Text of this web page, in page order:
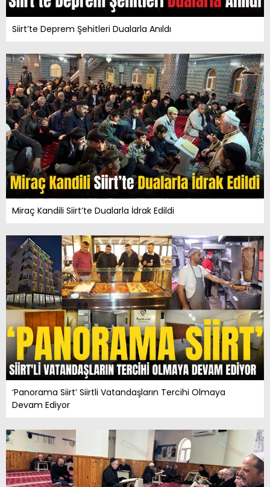
Siirt’te Deprem Şehitleri Dualarla Anıldı
Miraç Kandili Siirt’te Dualarla İdrak Edildi
‘Panorama Siirt’ Siirtli Vatandaşların Tercihi Olmaya
Devam Ediyor